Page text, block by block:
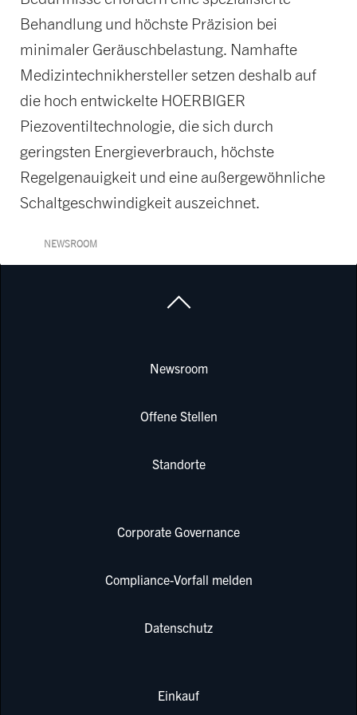
Behandlung und höchste Präzision bei
minimaler Geräuschbelastung. Namhafte
Medizintechnikhersteller setzen deshalb auf
die hoch entwickelte HOERBIGER
Piezoventiltechnologie, die sich durch
geringsten Energieverbrauch, höchste
Regelgenauigkeit und eine außergewöhnliche
Schaltgeschwindigkeit auszeichnet.
NEWSROOM
Newsroom
Offene Stellen
Standorte
Corporate Governance
Compliance-Vorfall melden
Datenschutz
Einkauf